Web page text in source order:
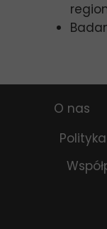
O nas